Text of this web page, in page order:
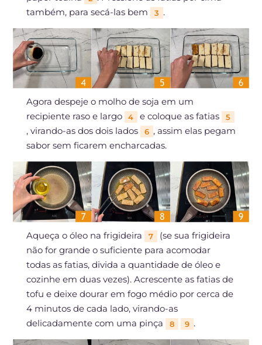
também, para secá-las bem
3 .
Agora despeje o molho de soja em um
recipiente raso e largo
4 e coloque as fatias 5
, virando-as dos dois lados 6 , assim elas pegam
sabor sem ficarem encharcadas.
Aqueça o óleo na frigideira 7
(se sua frigideira
não for grande o suficiente para acomodar
todas as fatias, divida a quantidade de óleo e
cozinhe em duas vezes). Acrescente as fatias de
tofu e deixe dourar em fogo médio por cerca de
4 minutos de cada lado, virando-as
delicadamente com uma pinça
8 9 .